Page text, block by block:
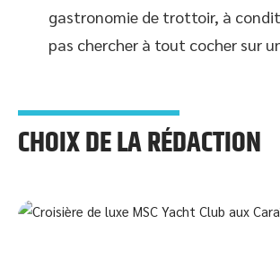
gastronomie de trottoir, à
pas chercher à tout cocher sur
CHOIX DE LA RÉDACTION